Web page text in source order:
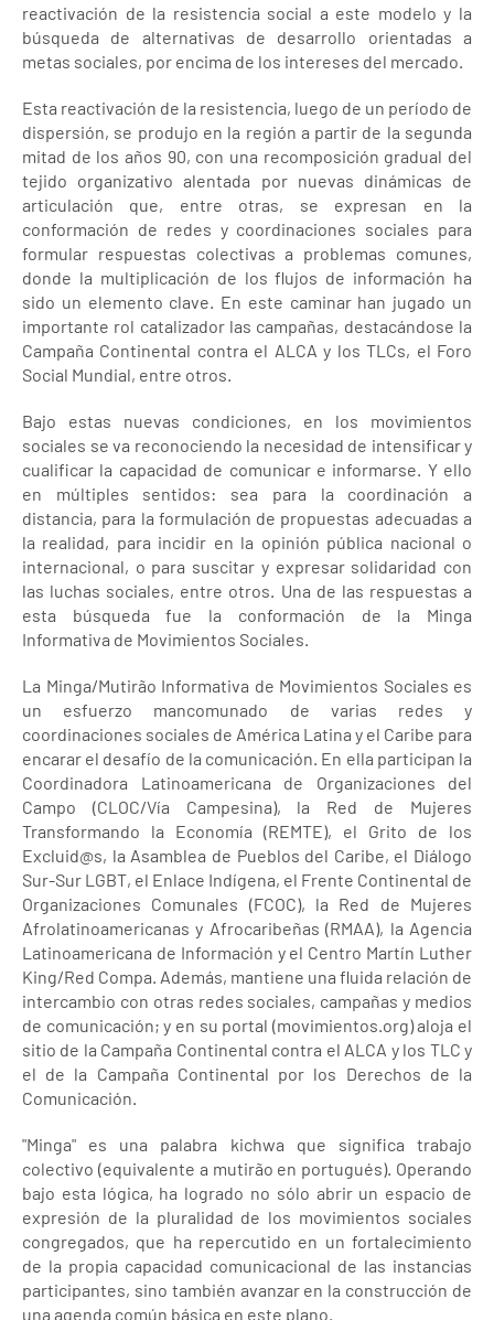
reactivación de la resistencia social a este modelo y la
búsqueda de alternativas de desarrollo orientadas a
metas sociales, por encima de los intereses del mercado.
Esta reactivación de la resistencia, luego de un período de
dispersión, se produjo en la región a partir de la segunda
mitad de los años 90, con una recomposición gradual del
tejido organizativo alentada por nuevas dinámicas de
articulación que, entre otras, se expresan en la
conformación de redes y coordinaciones sociales para
formular respuestas colectivas a problemas comunes,
donde la multiplicación de los flujos de información ha
sido un elemento clave. En este caminar han jugado un
importante rol catalizador las campañas, destacándose la
Campaña Continental contra el ALCA y los TLCs, el Foro
Social Mundial, entre otros.
Bajo estas nuevas condiciones, en los movimientos
sociales se va reconociendo la necesidad de intensificar y
cualificar la capacidad de comunicar e informarse. Y ello
en múltiples sentidos: sea para la coordinación a
distancia, para la formulación de propuestas adecuadas a
la realidad, para incidir en la opinión pública nacional o
internacional, o para suscitar y expresar solidaridad con
las luchas sociales, entre otros. Una de las respuestas a
esta búsqueda fue la conformación de la Minga
Informativa de Movimientos Sociales.
La Minga/Mutirão Informativa de Movimientos Sociales es
un esfuerzo mancomunado de varias redes y
coordinaciones sociales de América Latina y el Caribe para
encarar el desafío de la comunicación. En ella participan la
Coordinadora Latinoamericana de Organizaciones del
Campo (CLOC/Vía Campesina), la Red de Mujeres
Transformando la Economía (REMTE), el Grito de los
Excluid@s, la Asamblea de Pueblos del Caribe, el Diálogo
Sur-Sur LGBT, el Enlace Indígena, el Frente Continental de
Organizaciones Comunales (FCOC), la Red de Mujeres
Afrolatinoamericanas y Afrocaribeñas (RMAA), la Agencia
Latinoamericana de Información y el Centro Martín Luther
King/Red Compa. Además, mantiene una fluida relación de
intercambio con otras redes sociales, campañas y medios
de comunicación; y en su portal (movimientos.org) aloja el
sitio de la Campaña Continental contra el ALCA y los TLC y
el de la Campaña Continental por los Derechos de la
Comunicación.
"Minga" es una palabra kichwa que significa trabajo
colectivo (equivalente a mutirão en portugués). Operando
bajo esta lógica, ha logrado no sólo abrir un espacio de
expresión de la pluralidad de los movimientos sociales
congregados, que ha repercutido en un fortalecimiento
de la propia capacidad comunicacional de las instancias
participantes, sino también avanzar en la construcción de
una agenda común básica en este plano.